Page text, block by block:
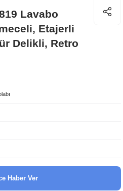
Lavabo
Etajerli
Delikli, Retro
Haber Ver